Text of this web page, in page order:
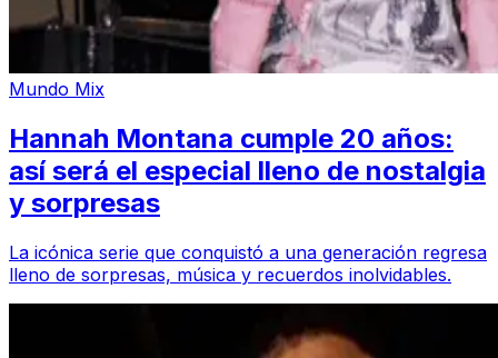
Mundo Mix
Hannah Montana cumple 20 años:
así será el especial lleno de nostalgia
y sorpresas
La icónica serie que conquistó a una generación regresa
lleno de sorpresas, música y recuerdos inolvidables.